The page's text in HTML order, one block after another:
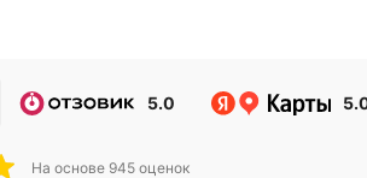
5.0
На основе 945 оценок